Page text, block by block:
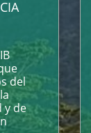
del
y de